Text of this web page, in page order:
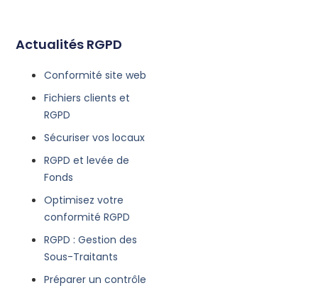
Actualités RGPD
Conformité site web
Fichiers clients et
RGPD
Sécuriser vos locaux
RGPD et levée de
Fonds
Optimisez votre
conformité RGPD
RGPD : Gestion des
Sous-Traitants
Préparer un contrôle